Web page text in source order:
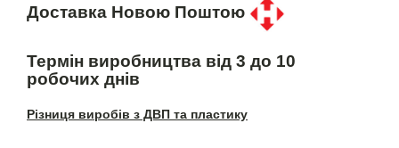
Доставка Новою Поштою
Термін виробництва від 3 до 10
робочих днів
Різниця виробів з ДВП та пластику